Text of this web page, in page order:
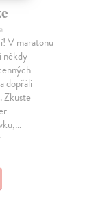
V maratonu
někdy
dopřáli
Zkuste